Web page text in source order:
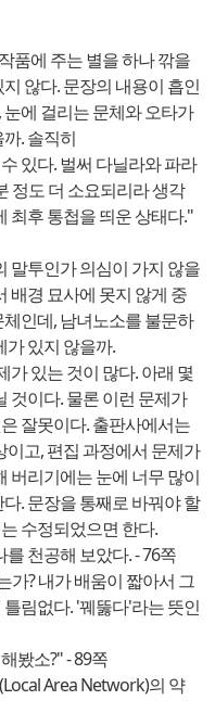
품에 주는 별을 하나 깎을
않다. 문장의 내용이 흡인
에 걸리는 문체와 오타가
. 솔직히
있다. 벌써 다닐라와 파라
정도 더 소요되리라 생각
최후 통첩을 띄운 상태다."
말투인가 의심이 가지 않을
배경 묘사에 못지 않게 중
인데, 남녀노소를 불문하
가 있지 않을까.
가 있는 것이 많다. 아래 몇
것이다. 물론 이런 문제가
잘못이다. 출판사에서는
고, 편집 과정에서 문제가
버리기에는 눈에 너무 많이
. 문장을 통째로 바꿔야 할
수정되었으면 한다.
천공해 보았다. - 76쪽
가? 내가 배움이 짧아서 그
림없다. '꿰뚫다'라는 뜻인
봤소?" - 89쪽
Area Network)의 약